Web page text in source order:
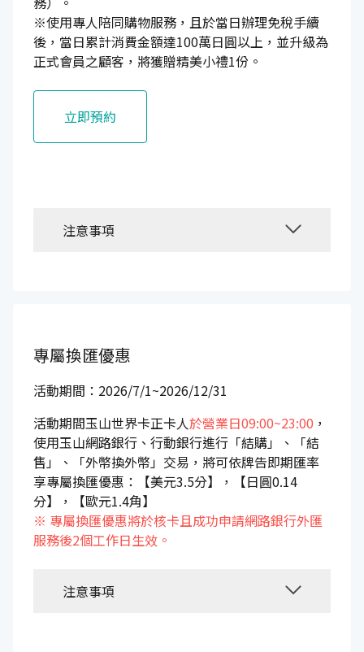
※使用專人陪同購物服務，且於當日辦理免稅手續
後，當日累計消費金額達100萬日圓以上，並升級為
正式會員之顧客，將獲贈精美小禮1份。
立即預約
注意事項
專屬換匯優惠
活動期間：2026/7/1~2026/12/31
活動期間玉山世界卡正卡人於營業日09:00~23:00 ，
使用玉山網路銀行、行動銀行進行「結購」、「結
售」、「外幣換外幣」交易，將可依牌告即期匯率
享專屬換匯優惠：【美元3.5分】，【日圓0.14
分】，【歐元1.4角】
※ 專屬換匯優惠將於核卡且成功申請網路銀行外匯
服務後2個工作日生效。
注意事項